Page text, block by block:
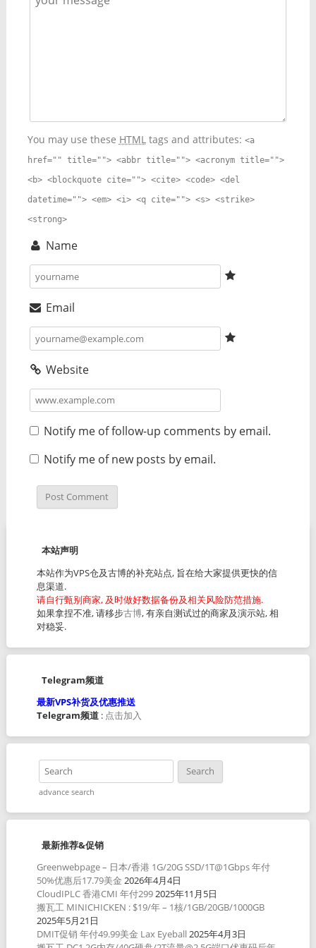
You may use these HTMLtags and attributes: <a
href="" title=""> <abbr title=""> <acronym title="">
<b> <blockquote cite=""> <cite> <code> <del
datetime=""> <em> <i> <q cite=""> <s> <strike>
<strong>
Name
Email
Website
Notify me of follow-up comments by email.
Notify me of new posts by email.
本站声明
本站作为VPS仓及古博的补充站点, 旨在给大家提供更快的信
息渠道.
请自行甄别商家, 及时做好数据备份及相关风险防范措施.
如果拿捏不准, 请移步古博, 有亲自测试过的商家及演示站, 相
对稳妥.
Telegram频道
最新VPS补货及优惠推送
Telegram频道: 点击加入
advance search
最新推荐&促销
Greenwebpage – 日本/香港 1G/20G SSD/1T@1Gbps 年付
50%优惠后17.79美金 2026年4月4日
CloudIPLC 香港CMI 年付2992025年11月5日
搬瓦工 MINICHICKEN : $19/年 – 1核/1GB/20GB/1000GB
2025年5月21日
DMIT促销 年付49.99美金 Lax Eyeball 2025年4月3日